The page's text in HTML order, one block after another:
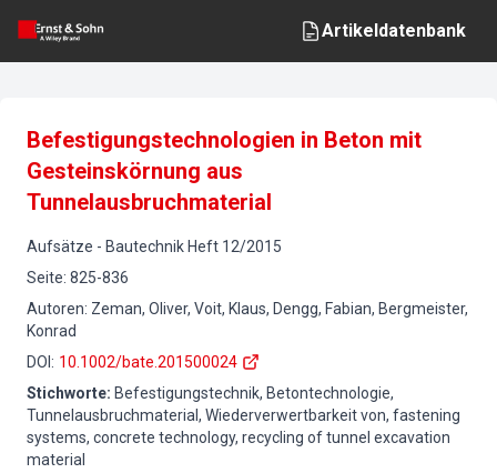
Artikeldatenbank
Befestigungstechnologien in Beton mit
Gesteinskörnung aus
Tunnelausbruchmaterial
Aufsätze - Bautechnik Heft 12/2015
Seite: 825-836
Autoren: Zeman, Oliver, Voit, Klaus, Dengg, Fabian, Bergmeister,
Konrad
DOI : 10.1002/bate.201500024
Stichworte: Befestigungstechnik, Betontechnologie,
Tunnelausbruchmaterial, Wiederverwertbarkeit von, fastening
systems, concrete technology, recycling of tunnel excavation
material